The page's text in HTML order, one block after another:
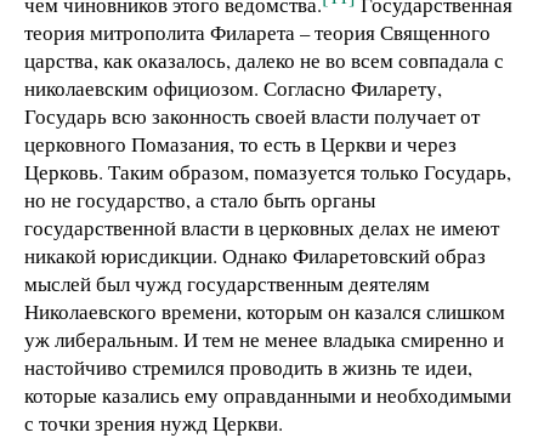
теория митрополита Филарета – теория Священного
царства, как оказалось, далеко не во всем совпадала с
николаевским официозом. Согласно Филарету,
Государь всю законность своей власти получает от
церковного Помазания, то есть в Церкви и через
Церковь. Таким образом, помазуется только Государь,
но не государство, а стало быть органы
государственной власти в церковных делах не имеют
никакой юрисдикции. Однако Филаретовский образ
мыслей был чужд государственным деятелям
Николаевского времени, которым он казался слишком
уж либеральным. И тем не менее владыка смиренно и
настойчиво стремился проводить в жизнь те идеи,
которые казались ему оправданными и необходимыми
с точки зрения нужд Церкви.